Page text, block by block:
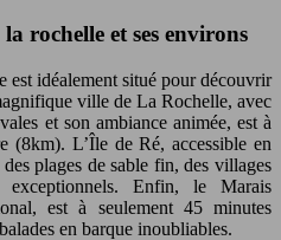
rochelle et ses environs
idéalement situé pour découvrir
ville de La Rochelle, avec
et son ambiance animée, est à
(8km). L’Île de Ré, accessible en
plages de sable fin, des villages
exceptionnels. Enfin, le Marais
est à seulement 45 minutes
en barque inoubliables.